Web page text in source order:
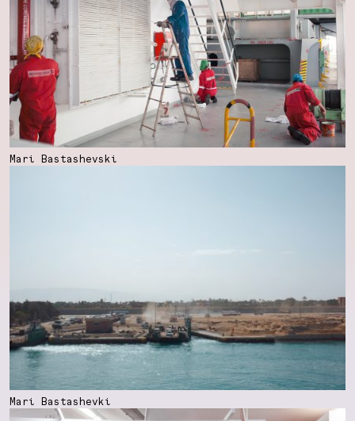
Mari Bastashevski
Mari Bastashevki